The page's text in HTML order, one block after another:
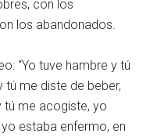
con los
los abandonados.
“Yo tuve hambre y tú
me diste de beber,
tú me acogiste, yo
estaba enfermo, en